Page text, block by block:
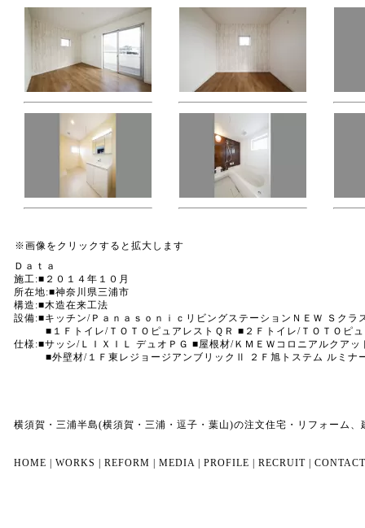
※画像をクリックすると拡大します
Ｄａｔａ
施工:■２０１４年１０月
所在地:■神奈川県三浦市
構造:■木造在来工法
設備:■キッチン/ＰａｎａｓｏｎｉｃリビングステーションＮＥＷ Ｓク
■１Ｆトイレ/ＴＯＴＯピュアレストＱＲ ■２Ｆトイレ/ＴＯＴＯピュ
仕様:■サッシ/ＬＩＸＩＬ デュオＰＧ ■屋根材/ＫＭＥＷコロニアルクアッ
■外壁材/１Ｆ東レジョージアンブリックⅡ ２Ｆ旭トステム ルミナー
横須賀・三浦半島(横須賀・三浦・逗子・葉山)の注文住宅・リフォーム
HOME WORKS REFORM MEDIA PROFILE RECRUIT CONTACT